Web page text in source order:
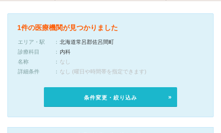
1件の医療機関が見つかりました
エリア・駅
北海道常呂郡佐呂間町
診療科目
内科
名称
なし
詳細条件
なし (曜日や時間帯を指定できます)
条件変更・絞り込み